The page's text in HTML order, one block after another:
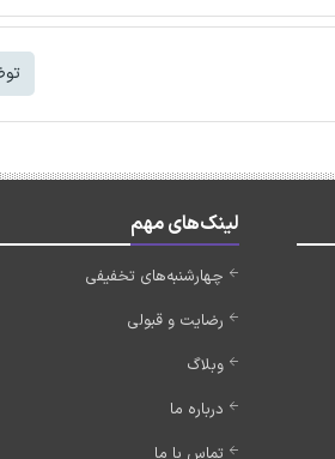
لینک‌های مهم
چهارشنبه‌های تخفیفی
رضایت و قبولی
وبلاگ
درباره ما
تماس با ما